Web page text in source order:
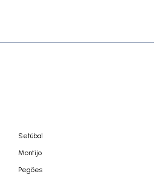
Setúbal
Montijo
Pegões